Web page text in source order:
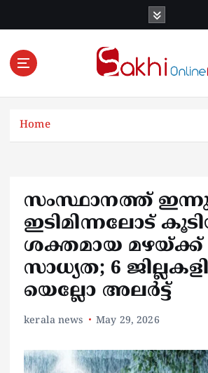
Online News Portal
Home
സംസ്ഥാനത്ത്
ഇടിമിന്നലോട്
ശക്തമായ മഴയ്ക്ക്
സാധ്യത; 6
യെല്ലോ അലർട്ട്
kerala news May 29, 2026